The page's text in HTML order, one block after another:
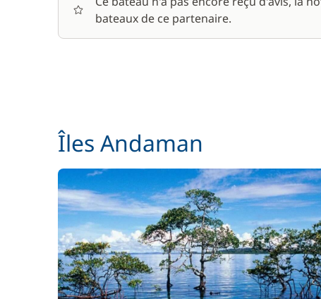
bateaux de ce partenaire.
Îles Andaman